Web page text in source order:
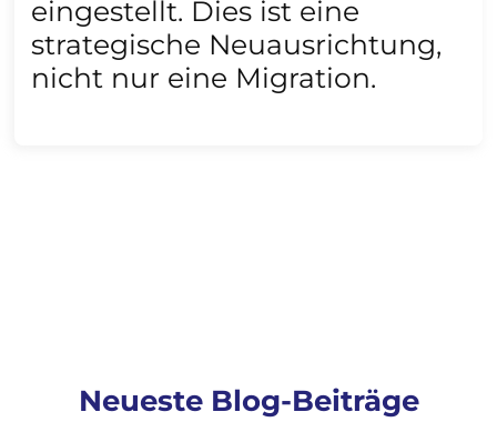
eingestellt. Dies ist eine
strategische Neuausrichtung,
nicht nur eine Migration.
Neueste Blog-Beiträge